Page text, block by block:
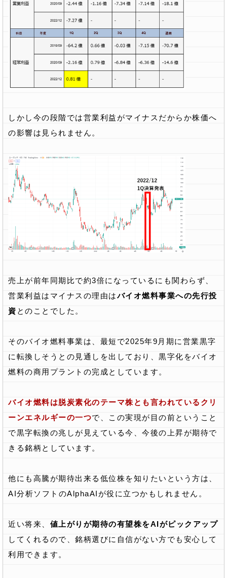
しかし今の段階では営業利益がマイナスだからか株価へ
の影響は見られません。
売上が前年同期比で約3倍になっているにも関わらず、
営業利益はマイナスの理由はバイオ燃料事業への先行投
資 とのことでした。
そのバイオ燃料事業は、最短で2025年9月期に営業黒字
に転換しそうとの見通しを出しており、黒字化をバイオ
燃料の商用プラントの完成としています。
バイオ燃料は脱炭素化のテーマ株とも言われているクリ
ーンエネルギーの一つで、この実現が目の前ということ
で黒字転換の兆しが見えている今、今後の上昇が期待で
きる銘柄としています。
他にも高騰が期待出来る低位株を知りたいという方は、
AI分析ソフトのAlphaAIが役に立つかもしれません。
近い将来、 値上がりが期待の有望株をAIがピックアップ
してくれるので、銘柄選びに自信がない方でも安心して
利用できます。